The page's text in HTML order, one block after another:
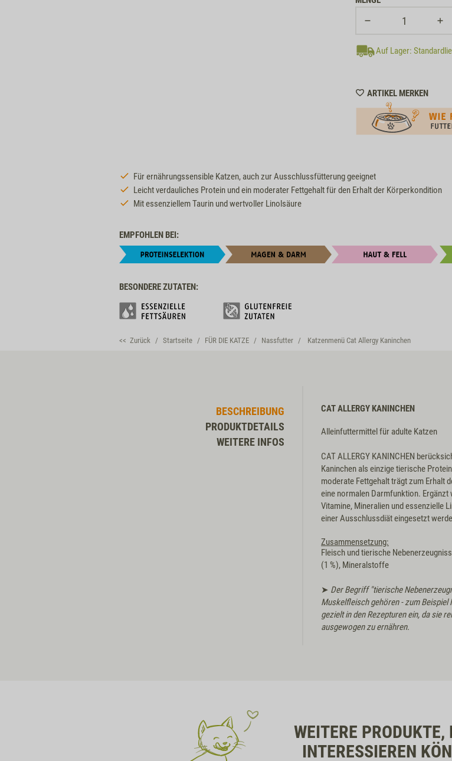
Auf Lager:
ARTIKEL MERKEN
Für ernährungssensible Katzen, auch zur Ausschlussfütterung geeignet
Leicht verdauliches Protein und ein moderater Fettgehalt für den Erhalt der Körperkondition
Mit essenziellem Taurin und wertvoller Linolsäure
EMPFOHLEN BEI:
BESONDERE ZUTATEN:
<< Zurück Startseite FÜR DIE KATZE Nassfutter Katzenmenü Cat Allergy Kaninchen
BESCHREIBUNG
PRODUKTDETAILS
WEITERE INFOS
CAT ALLERGY KANINCHEN
Alleinfuttermittel für adulte Katzen
CAT ALLERGY KANINCHEN
Kaninchen als einzige tierische
moderate Fettgehalt trägt zum Erhalt
eine normalen Darmfunktion.
Vitamine, Mineralien und essenzielle
einer Ausschlussdiät eingesetzt
Zusammensetzung:
Fleisch und tierische
(1 %), Mineralstoffe
➤ Der Begriff "tierische
Muskelfleisch gehören - zum Beispiel
gezielt in den Rezepturen ein, da sie
ausgewogen zu ernähren.
WEITERE PRODUKTE,
INTERESSIEREN